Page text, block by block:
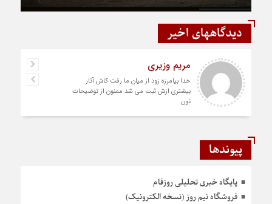
دیدگاههای اخیر
مریم وزیری
خدا بیامرزه زود از میان ما رفت کاش آثار
بیشتری ازش ثبت می شد ممنون از توضیحات
تون
پیوندها
پایگاه خبری تحلیلی روزفام
فروشگاه نیم روز (نسخه الکترونیک)